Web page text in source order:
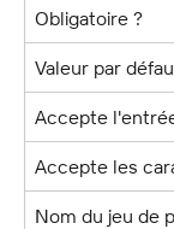
Obligatoire ?
Valeur par
Accepte
Accepte les
Nom du jeu de